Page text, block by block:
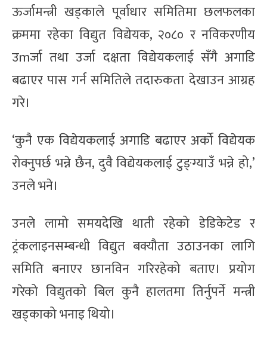
ऊर्जामन्त्री खड्काले पूर्वाधार समितिमा छलफलका
क्रममा रहेका विद्युत विद्येयक, २०८० र नविकरणीय
उmर्जा तथा उर्जा दक्षता विद्येयकलाई सँगै अगाडि
बढाएर पास गर्न समितिले तदारुकता देखाउन आग्रह
गरे।
‘कुनै एक विद्येयकलाई अगाडि बढाएर अर्को विद्येयक
रोक्नुपर्छ भन्ने छैन, दुवै विद्येयकलाई टुङ्ग्याउँ भन्ने हो,’
उनले भने।
उनले लामो समयदेखि थाती रहेको डेडिकेटेड र
ट्रंकलाइनसम्बन्धी विद्युत बक्यौता उठाउनका लागि
समिति बनाएर छानविन गरिरहेको बताए। प्रयोग
गरेको विद्युतको बिल कुनै हालतमा तिर्नुपर्ने मन्त्री
खड्काको भनाइ थियो।